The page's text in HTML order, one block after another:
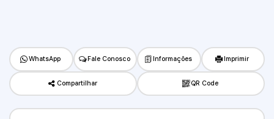
WhatsApp Fale Conosco Informações Imprimir
Compartilhar QR Code